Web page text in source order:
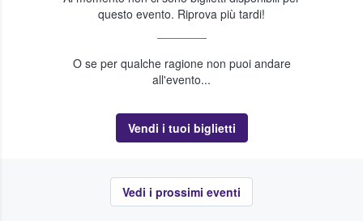
questo evento. Riprova più tardi!
O se per qualche ragione non puoi andare
all'evento...
Vendi i tuoi biglietti
Vedi i prossimi eventi